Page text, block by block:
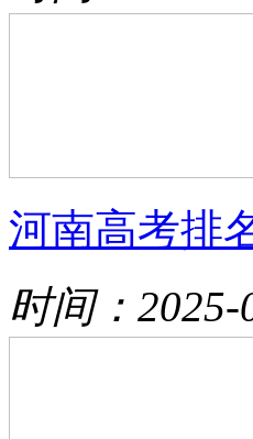
河南高考排
时间：2025-